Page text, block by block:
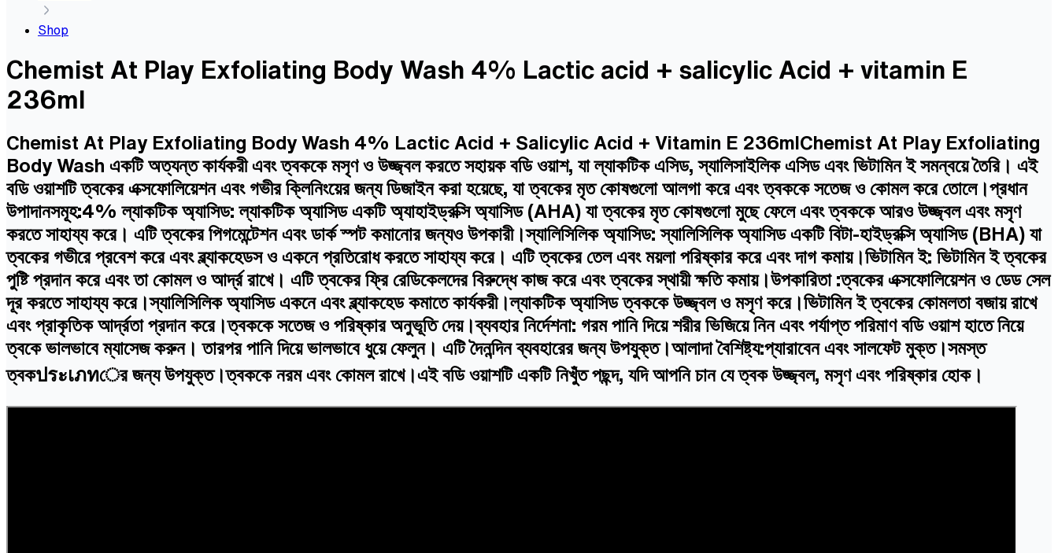
Shop
Chemist At Play Exfoliating Body Wash 4% Lactic acid + salicylic Acid + vitamin E
236ml
Chemist At Play Exfoliating Body Wash 4% Lactic Acid + Salicylic Acid + Vitamin E 236mlChemist At Play Exfoliating
Body Wash একটি অত্যন্ত কার্যকরী এবং ত্বককে মসৃণ ও উজ্জ্বল করতে সহায়ক বডি ওয়াশ, যা ল্যাকটিক এসিড, স্যালিসাইলিক এসিড এবং ভিটামিন ই সমন্বয়ে তৈরি। এই
বডি ওয়াশটি ত্বকের এক্সফোলিয়েশন এবং গভীর ক্লিনিংয়ের জন্য ডিজাইন করা হয়েছে, যা ত্বকের মৃত কোষগুলো আলগা করে এবং ত্বককে সতেজ ও কোমল করে তোলে।প্রধান
উপাদানসমূহ:4% ল্যাকটিক অ্যাসিড: ল্যাকটিক অ্যাসিড একটি অ্যাহাইড্রক্সি অ্যাসিড (AHA) যা ত্বকের মৃত কোষগুলো মুছে ফেলে এবং ত্বককে আরও উজ্জ্বল এবং মসৃণ
করতে সাহায্য করে। এটি ত্বকের পিগমেন্টেশন এবং ডার্ক স্পট কমানোর জন্যও উপকারী।স্যালিসিলিক অ্যাসিড: স্যালিসিলিক অ্যাসিড একটি বিটা-হাইড্রক্সি অ্যাসিড (BHA) যা
ত্বকের গভীরে প্রবেশ করে এবং ব্ল্যাকহেডস ও একনে প্রতিরোধ করতে সাহায্য করে। এটি ত্বকের তেল এবং ময়লা পরিষ্কার করে এবং দাগ কমায়।ভিটামিন ই: ভিটামিন ই ত্বকের
পুষ্টি প্রদান করে এবং তা কোমল ও আর্দ্র রাখে। এটি ত্বকের ফ্রি রেডিকেলদের বিরুদ্ধে কাজ করে এবং ত্বকের স্থায়ী ক্ষতি কমায়।উপকারিতা :ত্বকের এক্সফোলিয়েশন ও ডেড সেল
দূর করতে সাহায্য করে।স্যালিসিলিক অ্যাসিড একনে এবং ব্ল্যাকহেড কমাতে কার্যকরী।ল্যাকটিক অ্যাসিড ত্বককে উজ্জ্বল ও মসৃণ করে।ভিটামিন ই ত্বকের কোমলতা বজায় রাখে
এবং প্রাকৃতিক আর্দ্রতা প্রদান করে।ত্বককে সতেজ ও পরিষ্কার অনুভূতি দেয়।ব্যবহার নির্দেশনা: গরম পানি দিয়ে শরীর ভিজিয়ে নিন এবং পর্যাপ্ত পরিমাণ বডি ওয়াশ হাতে নিয়ে
ত্বকে ভালভাবে ম্যাসেজ করুন। তারপর পানি দিয়ে ভালভাবে ধুয়ে ফেলুন। এটি দৈনন্দিন ব্যবহারের জন্য উপযুক্ত।আলাদা বৈশিষ্ট্য:প্যারাবেন এবং সালফেট মুক্ত।সমস্ত
ত্বকประเภทের জন্য উপযুক্ত।ত্বককে নরম এবং কোমল রাখে।এই বডি ওয়াশটি একটি নিখুঁত পছন্দ, যদি আপনি চান যে ত্বক উজ্জ্বল, মসৃণ এবং পরিষ্কার হোক।